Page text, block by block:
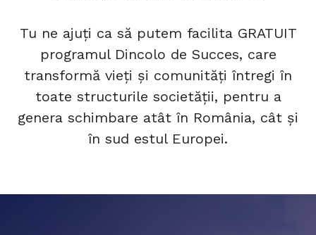
Tu ne ajuți ca să putem facilita GRATUIT
programul Dincolo de Succes, care
transformă vieți și comunități întregi în
toate structurile societății, pentru a
genera schimbare atât în România, cât și
în sud estul Europei.